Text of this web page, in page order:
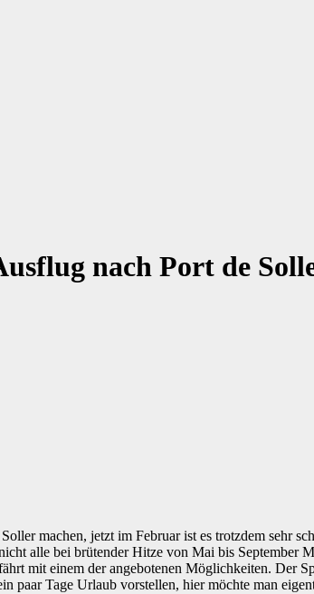
nach Port de
machen, jetzt im Februar ist es trotzdem sehr
alle bei brütender Hitze von Mai bis
mit einem der angebotenen Möglichkeiten. Der
Tage Urlaub vorstellen, hier möchte man